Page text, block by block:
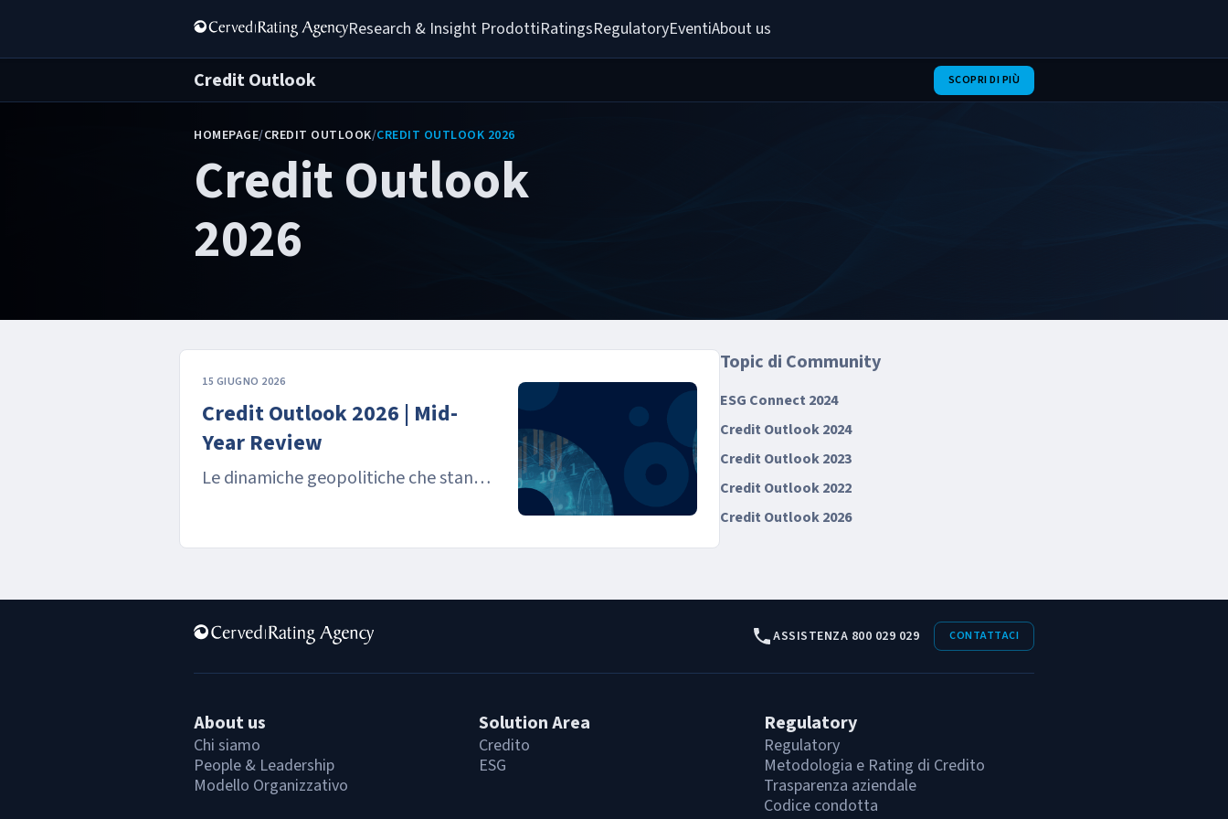
Research & Insight ProdottiRatingsRegulatoryEventiAbout us
Credit Outlook SCOPRI DI PIÙ
HOMEPAGE/CREDIT OUTLOOK/CREDIT OUTLOOK 2026
Credit Outlook
2026
15 GIUGNO 2026
Credit Outlook 2026 | Mid-
Year Review
Le dinamiche geopolitiche che stanno
Topic di Community
ESG Connect 2024
Credit Outlook 2024
Credit Outlook 2023
Credit Outlook 2022
Credit Outlook 2026
ASSISTENZA 800 029 029 CONTATTACI
About us
Chi siamo
People & Leadership
Modello Organizzativo
Solution Area
Credito
ESG
Regulatory
Regulatory
Metodologia e Rating di Credito
Trasparenza aziendale
Codice condotta